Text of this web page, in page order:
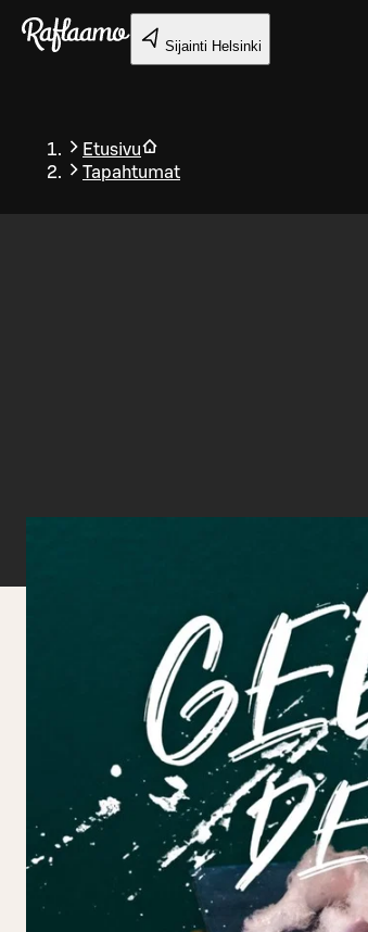
Siirry pääsisältöön
Sijainti Helsinki
Etusivu
Tapahtumat
Takaisin